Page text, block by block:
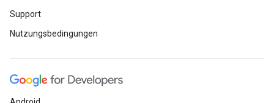
Support
Nutzungsbedingungen